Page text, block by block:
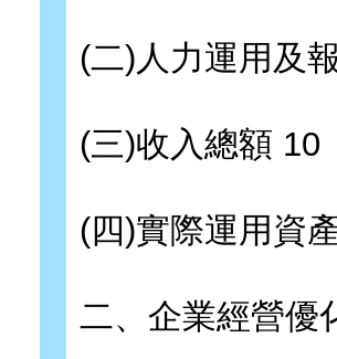
(二)人力運用及
(三)收入總額 10
(四)實際運用資
二、企業經營優